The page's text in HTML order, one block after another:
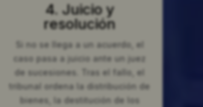
4. Juicio y
resolución
Si no se llega a un acuerdo, el
caso pasa a juicio ante un juez
de sucesiones. Tras el fallo, el
tribunal ordena la distribución de
bienes, la destitución de los